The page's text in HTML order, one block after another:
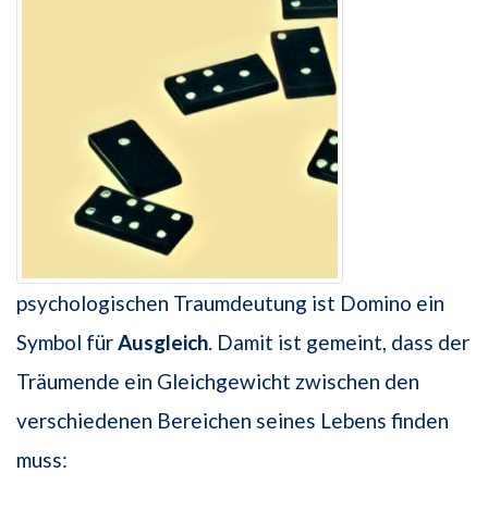
psychologischen Traumdeutung ist Domino ein
Symbol fürAusgleich. Damit ist gemeint, dass der
Träumende ein Gleichgewicht zwischen den
verschiedenen Bereichen seines Lebens finden
muss: